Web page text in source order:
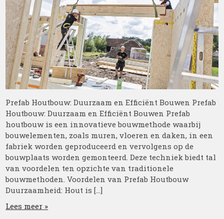
Prefab Houtbouw: Duurzaam en Efficiënt Bouwen Prefab
Houtbouw: Duurzaam en Efficiënt Bouwen Prefab
houtbouw is een innovatieve bouwmethode waarbij
bouwelementen, zoals muren, vloeren en daken, in een
fabriek worden geproduceerd en vervolgens op de
bouwplaats worden gemonteerd. Deze techniek biedt tal
van voordelen ten opzichte van traditionele
bouwmethoden. Voordelen van Prefab Houtbouw
Duurzaamheid: Hout is […]
Lees meer »